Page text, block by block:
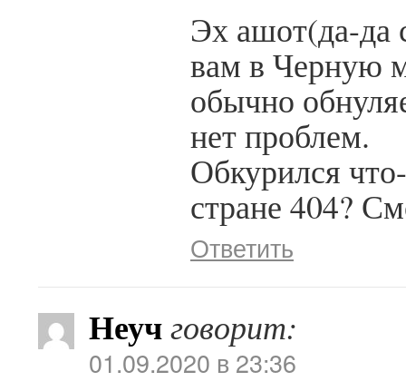
Эх ашот(да-да
вам в Черную
обычно
нет проблем.
Обкурился
стране 404?
Ответить
Неучговорит:
01.09.2020 в 23:36